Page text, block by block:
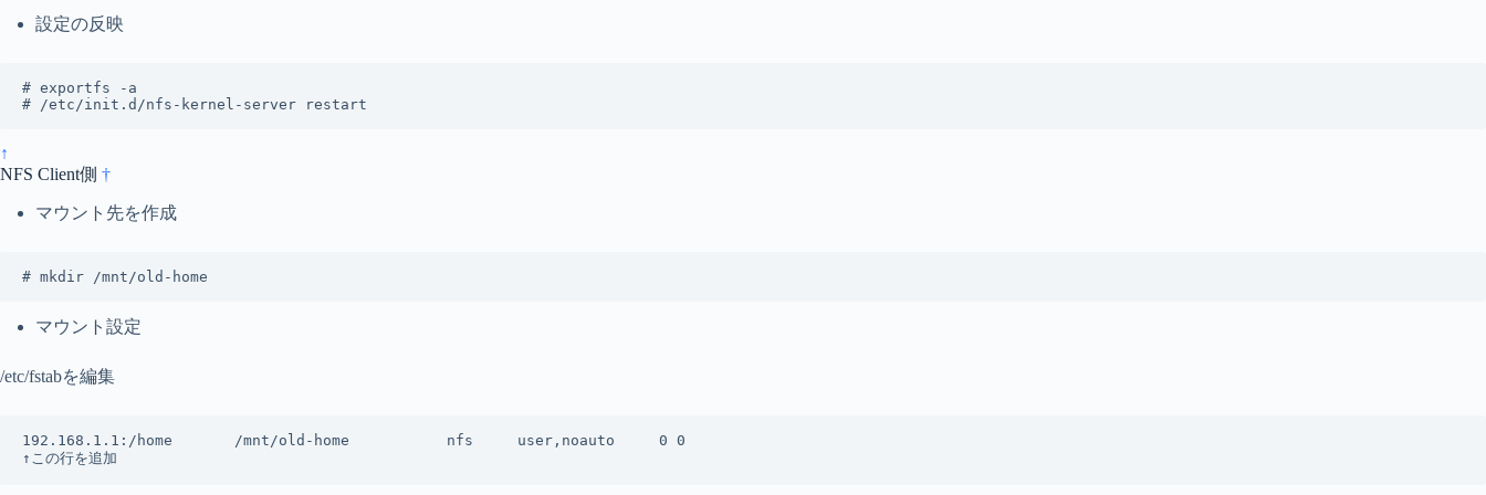
設定の反映
# exportfs -a
# /etc/init.d/nfs-kernel-server restart
↑
NFS Client側 †
マウント先を作成
# mkdir /mnt/old-home
マウント設定
/etc/fstabを編集
192.168.1.1:/home       /mnt/old-home           nfs     user,noauto     0 0
↑この行を追加